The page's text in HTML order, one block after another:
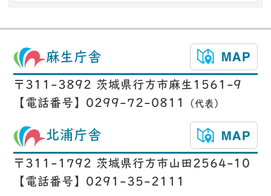
麻生庁舎
〒311-3892 茨城県行方市麻生1561-9
【電話番号】0299-72-0811
（代表）
北浦庁舎
〒311-1792 茨城県行方市山田2564-10
【電話番号】0291-35-2111